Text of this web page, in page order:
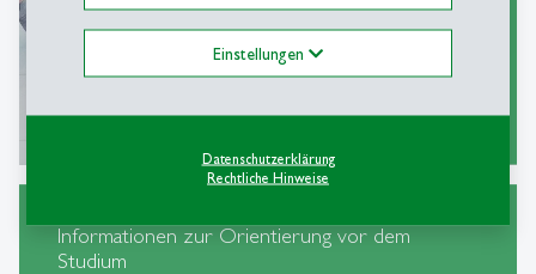
Einstellungen
Datenschutzerklärung
Rechtliche Hinweise
east Mehr erfahren
Informationen zur Orientierung vor dem
Studium